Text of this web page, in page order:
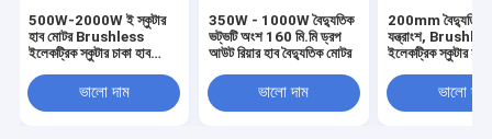
500W-2000W ই স্কুটার
হাব মোটর Brushless
ইলেকট্রিক স্কুটার চাকা হাব
ভালো দাম
350W - 1000W বৈদ্যুতিক
ভট্ভটি অংশ 160 মি.মি ড্রপ
আউট রিয়ার হাব বৈদ্যুতিক মোটর
ভালো দাম
200mm বৈদ্যুতিক
যন্ত্রাংশ,
ইলেকট্রিক স্কুটার হাব
ভালো দাম